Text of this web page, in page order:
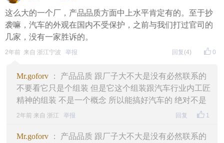
这么大的一个厂，产品品质方面中上水平肯定有的。至于抄
袭嘛，汽车的外观在国内不受保护，之前与我们打过官司的
几家，没有一家胜诉的。
0
2年前 来自 浙江宁波 举报 回复 (4)
Mr.goforv ： 产品品质 跟厂子大不大是没有必然联系的
不要看它只是个组装 但是它这个组装跟汽车行业内工匠
精神的组装 不是一个概念 所以能搞好汽车的 绝对不是
1
2年前 来自 浙江 举报 回复
Mr.goforv ： 产品品质 跟厂子大不大是没有必然联系的